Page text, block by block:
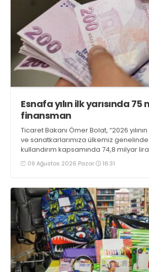
Esnafa yılın ilk yarısında
finansman
Ticaret Bakanı Ömer Bolat, “2026
ve sanatkarlarımıza ülkemiz
kullandırım kapsamında 74,8 milyar
uygun geri ödeme koşullu finansman
bilgisini verdi
09 Ağustos 2026 Pazar 16:31